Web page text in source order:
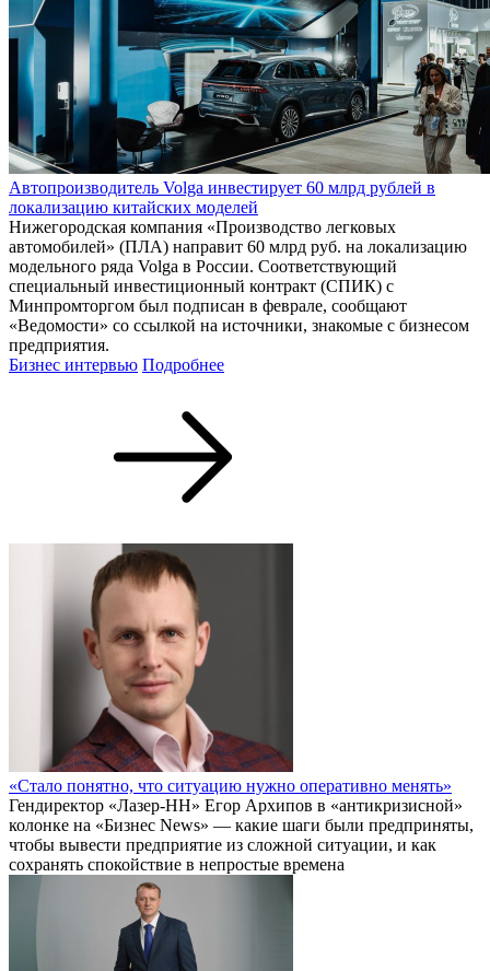
Автопроизводитель Volga инвестирует 60 млрд рублей в
локализацию китайских моделей
Нижегородская компания «Производство легковых
автомобилей» (ПЛА) направит 60 млрд руб. на локализацию
модельного ряда Volga в России. Соответствующий
специальный инвестиционный контракт (СПИК) с
Минпромторгом был подписан в феврале, сообщают
«Ведомости» со ссылкой на источники, знакомые с бизнесом
предприятия.
Бизнес интервью Подробнее
«Стало понятно, что ситуацию нужно оперативно менять»
Гендиректор «Лазер-НН» Егор Архипов в «антикризисной»
колонке на «Бизнес News» — какие шаги были предприняты,
чтобы вывести предприятие из сложной ситуации, и как
сохранять спокойствие в непростые времена